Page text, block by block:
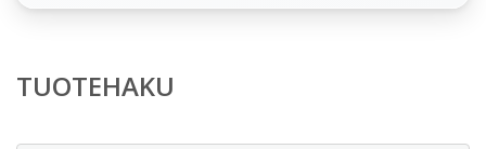
TUOTEHAKU